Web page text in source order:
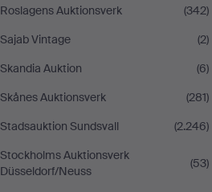
Roslagens Auktionsverk
(342)
Sajab Vintage
(2)
Skandia Auktion
(6)
Skånes Auktionsverk
(281)
Stadsauktion Sundsvall
(2.246)
Stockholms Auktionsverk
Düsseldorf/Neuss
(53)